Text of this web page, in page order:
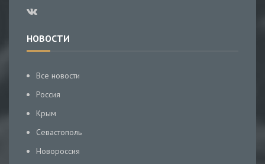
НОВОСТИ
Все новости
Россия
Крым
Севастополь
Новороссия